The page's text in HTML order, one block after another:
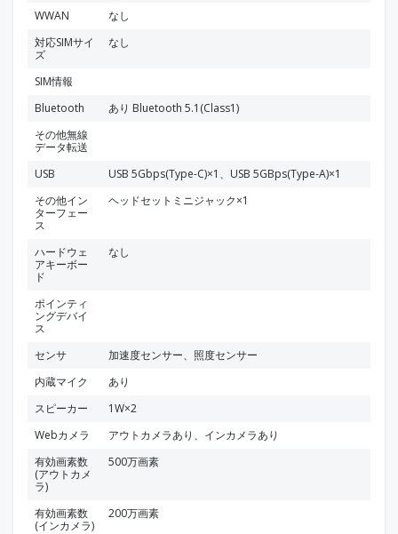
WWAN
なし
対応SIMサイ
ズ
なし
SIM情報
Bluetooth
あり Bluetooth 5.1(Class1)
その他無線
データ転送
USB
USB 5Gbps(Type-C)×1、USB 5GBps(Type-A)×1
その他イン
ターフェー
ス
ヘッドセットミニジャック×1
ハードウェ
アキーボー
ド
なし
ポインティ
ングデバイ
ス
センサ
加速度センサー、照度センサー
内蔵マイク
あり
スピーカー
1W×2
Webカメラ
アウトカメラあり、インカメラあり
有効画素数
(アウトカメ
ラ)
500万画素
有効画素数
(インカメラ)
200万画素